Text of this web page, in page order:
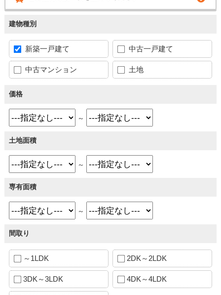
建物種別
新築一戸建て 中古一戸建て
中古マンション 土地
価格
～
土地面積
～
専有面積
～
間取り
～1LDK 2DK～2LDK
3DK～3LDK 4DK～4LDK